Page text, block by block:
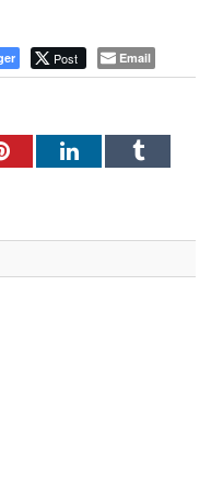
Post Email
PinterestLinkedInTumblr